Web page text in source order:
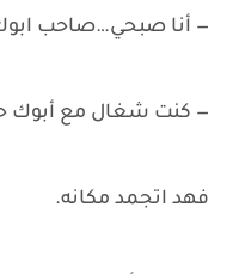
— أنا صبحي…صاحب
— كنت شغال مع أبوك
فهد اتجمد مكانه.